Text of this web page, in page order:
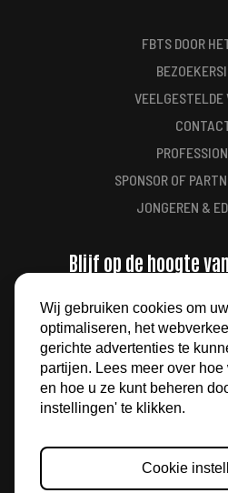
FBTS DOOR
VEELGESTELDE
SPONSOR OF
JONGEREN &
Blijf op de hoogte
Wij gebruiken cookies om
optimaliseren, het
gerichte advertenties te
partijen. Lees meer over
en hoe u ze kunt beheren
instellingen' te klikken.
Cookie